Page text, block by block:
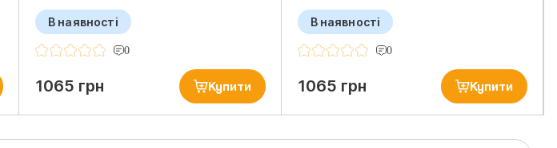
В наявності
0
1065 грн Купити
В наявності
0
1065 грн Купити